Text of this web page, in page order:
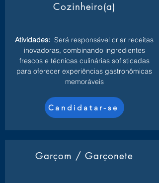
Cozinheiro(a)
Atividades: Será responsável criar receitas
inovadoras, combinando ingredientes
frescos e técnicas culinárias sofisticadas
para oferecer experiências gastronômicas
memoráveis
Candidatar-se
Garçom / Garçonete